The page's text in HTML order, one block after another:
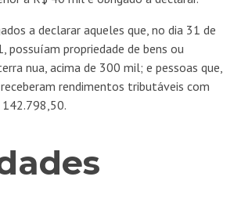
a declarar aqueles que, no dia 31 de
possuíam propriedade de bens ou
nua, acima de 300 mil; e pessoas que,
rendimentos tributáveis com